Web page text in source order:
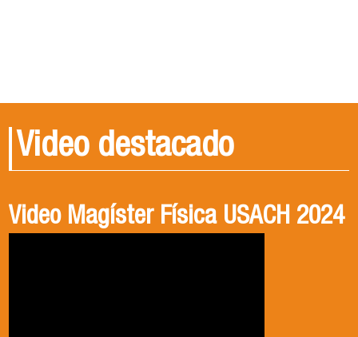
Video destacado
Video Magíster Física USACH 2024
Video Doctorado Física USACH